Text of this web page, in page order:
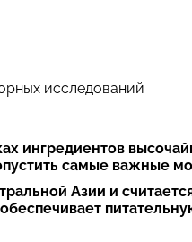
исследований
ингредиентов
самые важные
Азии и